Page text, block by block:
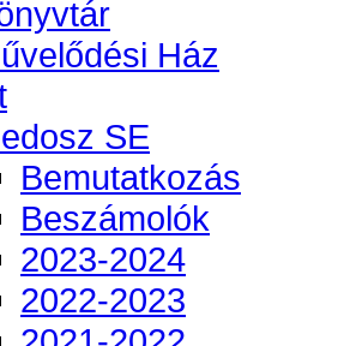
Ház
SE
Bemutatkozás
Beszámolók
2023-2024
2022-2023